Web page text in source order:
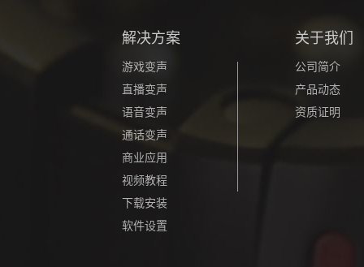
解决方案
游戏变声
直播变声
语音变声
通话变声
商业应用
视频教程
下载安装
软件设置
关于我们
公司简介
产品动态
资质证明